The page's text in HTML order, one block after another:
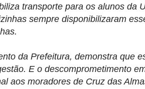
transporte para os alunos da
sempre disponibilizaram
da Prefeitura, demonstra que
E o descomprometimento
aos moradores de Cruz das